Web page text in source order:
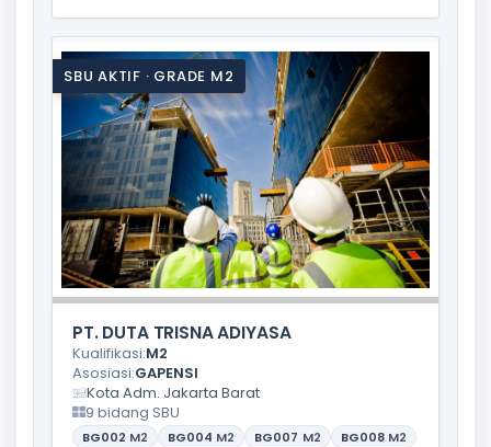
SBU AKTIF · GRADE M2
PT. DUTA TRISNA ADIYASA
Kualifikasi:M2
Asosiasi:GAPENSI
Kota Adm. Jakarta Barat
9 bidang SBU
BG002 M2 BG004 M2 BG007 M2 BG008 M2